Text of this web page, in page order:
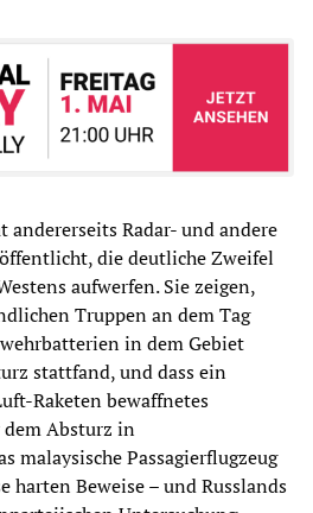
andererseits Radar- und andere
die deutliche Zweifel
aufwerfen. Sie zeigen,
Truppen an dem Tag
in dem Gebiet
stattfand, und dass ein
Raketen bewaffnetes
dem Absturz in
malaysische Passagierflugzeug
harten Beweise – und Russlands